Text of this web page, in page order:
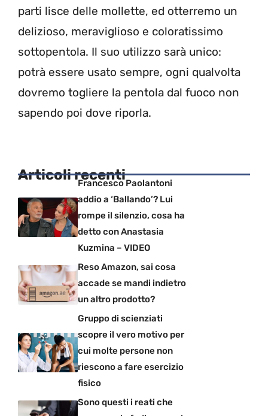
parti lisce delle mollette, ed otterremo un
delizioso, meraviglioso e coloratissimo
sottopentola. Il suo utilizzo sarà unico:
potrà essere usato sempre, ogni qualvolta
dovremo togliere la pentola dal fuoco non
sapendo poi dove riporla.
Articoli recentiFrancesco Paolantoni
addio a ‘Ballando’? Lui
rompe il silenzio, cosa ha
detto con Anastasia
Kuzmina – VIDEO
Reso Amazon, sai cosa
accade se mandi indietro
un altro prodotto?
Gruppo di scienziati
scopre il vero motivo per
cui molte persone non
riescono a fare esercizio
fisico
Sono questi i reati che